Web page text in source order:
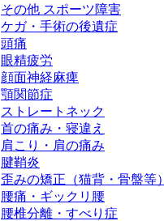
その他 スポーツ障害
ケガ・手術の後遺症
頭痛
眼精疲労
顔面神経麻痺
顎関節症
ストレートネック
首の痛み・寝違え
肩こり・肩の痛み
腱鞘炎
歪みの矯正（猫背・骨盤等）
腰痛・ギックリ腰
腰椎分離・すべり症